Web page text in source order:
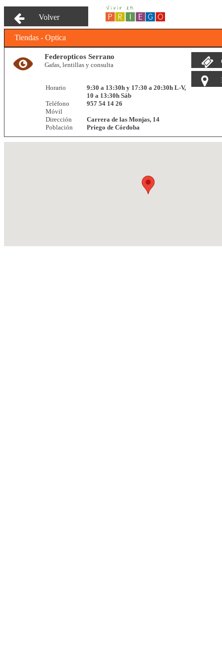
Volver
Tiendas - Optica
Federopticos Serrano
Gafas, lentillas y consulta
Horario
9:30 a 13:30h y 17:30 a 20:30h L-V,
10 a 13:30h Sáb
Teléfono
957 54 14 26
Móvil
Dirección
Carrera de las Monjas, 14
Población
Priego de Córdoba